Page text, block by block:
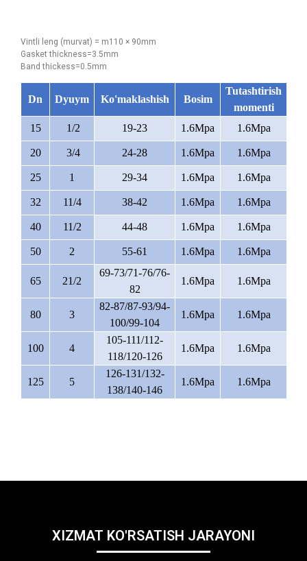
Vintli leng (murvat) = m110 × 90mm
Gasket thickness=3.5mm
Band thickess=0.5mm
Dn Dyuym Ko'maklashish Bosim
Tutashtirish
momenti
15
1/2 19-23 1.6Mpa 1.6Mpa
20 3/4 24-28 1.6Mpa 1.6Mpa
25 1 29-34 1.6Mpa 1.6Mpa
32 11/4 38-42 1.6Mpa 1.6Mpa
40 11/2 44-48 1.6Mpa 1.6Mpa
50 2 55-61 1.6Mpa 1.6Mpa
65 21/2
69-73/71-76/76-
82
1.6Mpa 1.6Mpa
80 3
82-87/87-93/94-
100/99-104
1.6Mpa 1.6Mpa
100 4
105-111/112-
118/120-126
1.6Mpa 1.6Mpa
125 5
126-131/132-
138/140-146
1.6Mpa 1.6Mpa
XIZMAT KO'RSATISH JARAYONI